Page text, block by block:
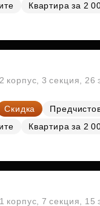
Квартира за 2
корпус, 3 секция,
Скидка
Квартира за 2
корпус, 7 секция,